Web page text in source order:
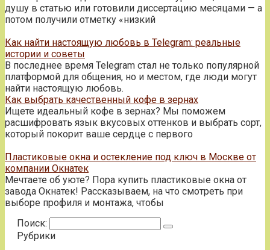
душу в статью или готовили диссертацию месяцами — а
потом получили отметку «низкий
Как найти настоящую любовь в Telegram: реальные
истории и советы
В последнее время Telegram стал не только популярной
платформой для общения, но и местом, где люди могут
найти настоящую любовь.
Как выбрать качественный кофе в зернах
Ищете идеальный кофе в зернах? Мы поможем
расшифровать язык вкусовых оттенков и выбрать сорт,
который покорит ваше сердце с первого
Пластиковые окна и остекление под ключ в Москве от
компании Окнатек
Мечтаете об уюте? Пора купить пластиковые окна от
завода Окнатек! Рассказываем, на что смотреть при
выборе профиля и монтажа, чтобы
Поиск:
Рубрики